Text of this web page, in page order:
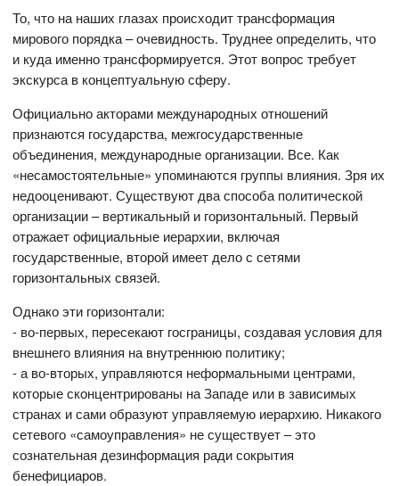
То, что на наших глазах происходит трансформация
мирового порядка – очевидность. Труднее определить, что
и куда именно трансформируется. Этот вопрос требует
экскурса в концептуальную сферу.
Официально акторами международных отношений
признаются государства, межгосударственные
объединения, международные организации. Все. Как
«несамостоятельные» упоминаются группы влияния. Зря их
недооценивают. Существуют два способа политической
организации – вертикальный и горизонтальный. Первый
отражает официальные иерархии, включая
государственные, второй имеет дело с сетями
горизонтальных связей.
Однако эти горизонтали:
- во-первых, пересекают госграницы, создавая условия для
внешнего влияния на внутреннюю политику;
- а во-вторых, управляются неформальными центрами,
которые сконцентрированы на Западе или в зависимых
странах и сами образуют управляемую иерархию. Никакого
сетевого «самоуправления» не существует – это
сознательная дезинформация ради сокрытия
бенефициаров.